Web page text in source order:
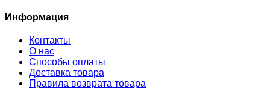
Информация
Контакты
О нас
Способы оплаты
Доставка товара
Правила возврата товара